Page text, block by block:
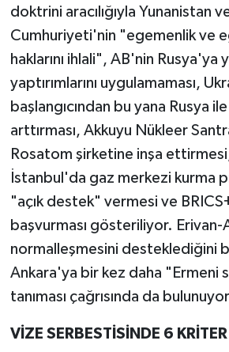
doktrini aracılığıyla Yunanistan ve
Cumhuriyeti'nin "egemenlik ve
haklarını ihlali", AB'nin Rusya'ya
yaptırımlarını uygulamaması,
başlangıcından bu yana Rusya
arttırması, Akkuyu Nükleer
Rosatom şirketine inşa
İstanbul'da gaz merkezi kurma
"açık destek" vermesi ve
başvurması gösteriliyor. Erivan-
normalleşmesini desteklediğini
Ankara'ya bir kez daha "Ermeni
tanıması çağrısında da
VİZE SERBESTİSİNDE 6 KRİTER